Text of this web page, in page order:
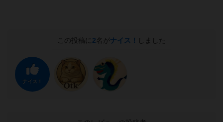
この投稿に 2名がナイス！ しました
ナイス！